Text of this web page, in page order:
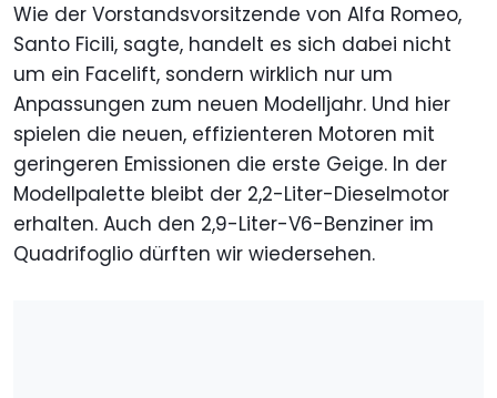
Wie der Vorstandsvorsitzende von Alfa Romeo,
Santo Ficili, sagte, handelt es sich dabei nicht
um ein Facelift, sondern wirklich nur um
Anpassungen zum neuen Modelljahr. Und hier
spielen die neuen, effizienteren Motoren mit
geringeren Emissionen die erste Geige. In der
Modellpalette bleibt der 2,2-Liter-Dieselmotor
erhalten. Auch den 2,9-Liter-V6-Benziner im
Quadrifoglio dürften wir wiedersehen.